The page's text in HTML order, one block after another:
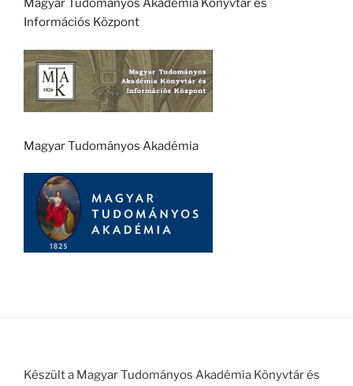
Magyar Tudományos Akadémia Könyvtár és
Információs Központ
Magyar Tudományos Akadémia
Készült a Magyar Tudományos Akadémia Könyvtár és